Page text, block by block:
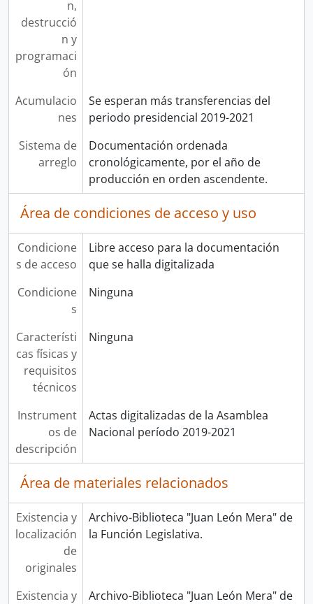
n,
destrucció
n y
programaci
ón
Acumulacio
nes
Se esperan más transferencias del
periodo presidencial 2019-2021
Sistema de
arreglo
Documentación ordenada
cronológicamente, por el año de
producción en orden ascendente.
Área de condiciones de acceso y uso
Condicione
s de acceso
Libre acceso para la documentación
que se halla digitalizada
Condicione
s
Ninguna
Característi
cas físicas y
requisitos
técnicos
Ninguna
Instrument
os de
descripción
Actas digitalizadas de la Asamblea
Nacional período 2019-2021
Área de materiales relacionados
Existencia y
localización
de
originales
Archivo-Biblioteca "Juan León Mera" de
la Función Legislativa.
Existencia y
Archivo-Biblioteca "Juan León Mera" de